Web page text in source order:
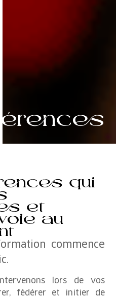
qui
et
au
commence
lors de vos
fédérer et initier de